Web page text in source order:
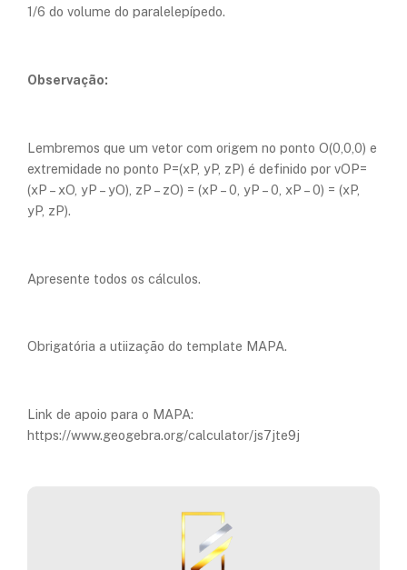
1/6 do volume do paralelepípedo.
Observação:
Lembremos que um vetor com origem no ponto O(0,0,0) e
extremidade no ponto P=(xP, yP, zP) é definido por vOP=
(xP – xO , yP – yO), zP – zO) = (xP – 0, yP – 0, xP – 0) = (xP,
yP, zP).
Apresente todos os cálculos.
Obrigatória a utiização do template MAPA.
Link de apoio para o MAPA:
https://www.geogebra.org/calculator/js7jte9j